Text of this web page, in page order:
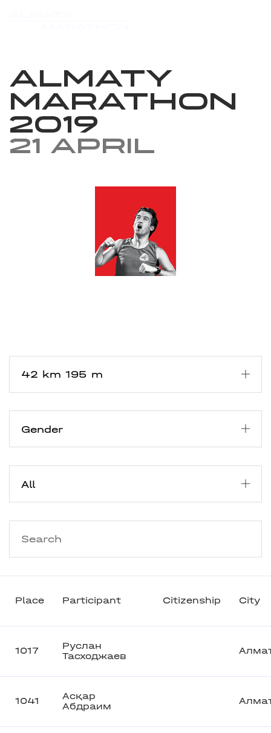
Almaty
Marathon
2019
21 April
Place Participant Citizenship City
1017
Руслан
Тасходжаев
1041
Асқар
Абдраим